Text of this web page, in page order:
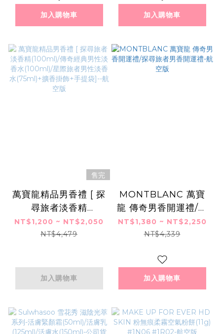
加入購物車 加入購物車
售完
萬寶龍精品男香禮 [ 探
尋旅者淡香精
(100ml)/傳奇經典男
性淡香水(100ml)/星
提袋]--航空版
NT$1,200 ~ NT$2,050
NT$4,479
加入購物車
MONTBLANC 萬寶
龍 傳奇男香開運禮/探
尋旅者男香開運禮-航
空版
NT$1,380 ~ NT$2,250
NT$4,339
加入購物車